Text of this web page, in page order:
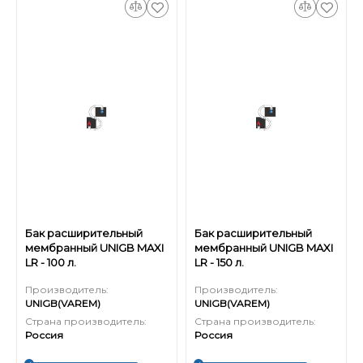
Бак расширительный
мембранный UNIGB MAXI
LR - 100 л.
Производитель:
UNIGB(VAREM)
Страна производитель:
Россия
Бак расширительный
мембранный UNIGB MAXI
LR - 150 л.
Производитель:
UNIGB(VAREM)
Страна производитель:
Россия